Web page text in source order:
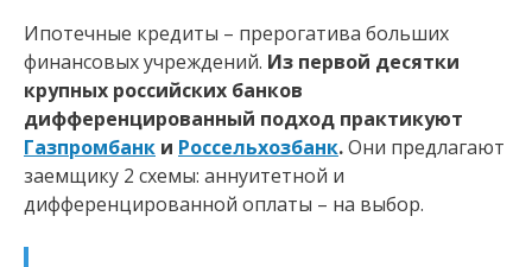
Ипотечные кредиты – прерогатива больших
финансовых учреждений. Из первой десятки
крупных российских банков
дифференцированный подход практикуют
Газпромбанк и Россельхозбанк.Они предлагают
заемщику 2 схемы: аннуитетной и
дифференцированной оплаты – на выбор.